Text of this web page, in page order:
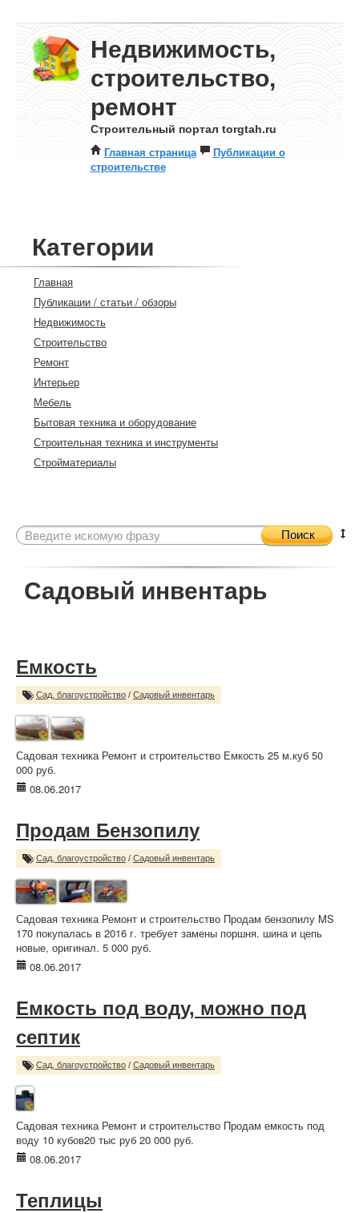
Недвижимость,
строительство,
ремонт
Строительный портал torgtah.ru
Главная страница
Публикации о
строительстве
Категории
Главная
Публикации / статьи / обзоры
Недвижимость
Строительство
Ремонт
Интерьер
Мебель
Бытовая техника и оборудование
Строительная техника и инструменты
Стройматериалы
Поиск
Садовый инвентарь
Емкость
Сад, благоустройство / Садовый инвентарь
Садовая техника Ремонт и строительство Емкость 25 м.куб 50
000 руб.
08.06.2017
Продам Бензопилу
Сад, благоустройство / Садовый инвентарь
Садовая техника Ремонт и строительство Продам бензопилу MS
170 покупалась в 2016 г. требует замены поршня. шина и цепь
новые, оригинал. 5 000 руб.
08.06.2017
Емкость под воду, можно под
септик
Сад, благоустройство / Садовый инвентарь
Садовая техника Ремонт и строительство Продам емкость под
воду 10 кубов20 тыс руб 20 000 руб.
08.06.2017
Теплицы